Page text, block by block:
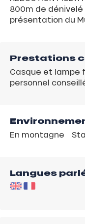
800m de
présentation du
Prestations
Casque et lampe
personnel
En montagne
Langues